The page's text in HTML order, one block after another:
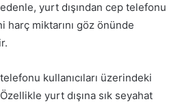
yurt dışından cep telefonu
harç miktarını göz önünde
kullanıcıları üzerindeki
yurt dışına sık seyahat